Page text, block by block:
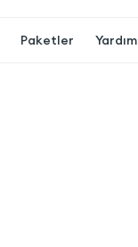
Paketler Yardım